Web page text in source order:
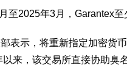
至2025年3月，Garantex至
表示，将重新指定加密货
来，该交易所直接协助臭